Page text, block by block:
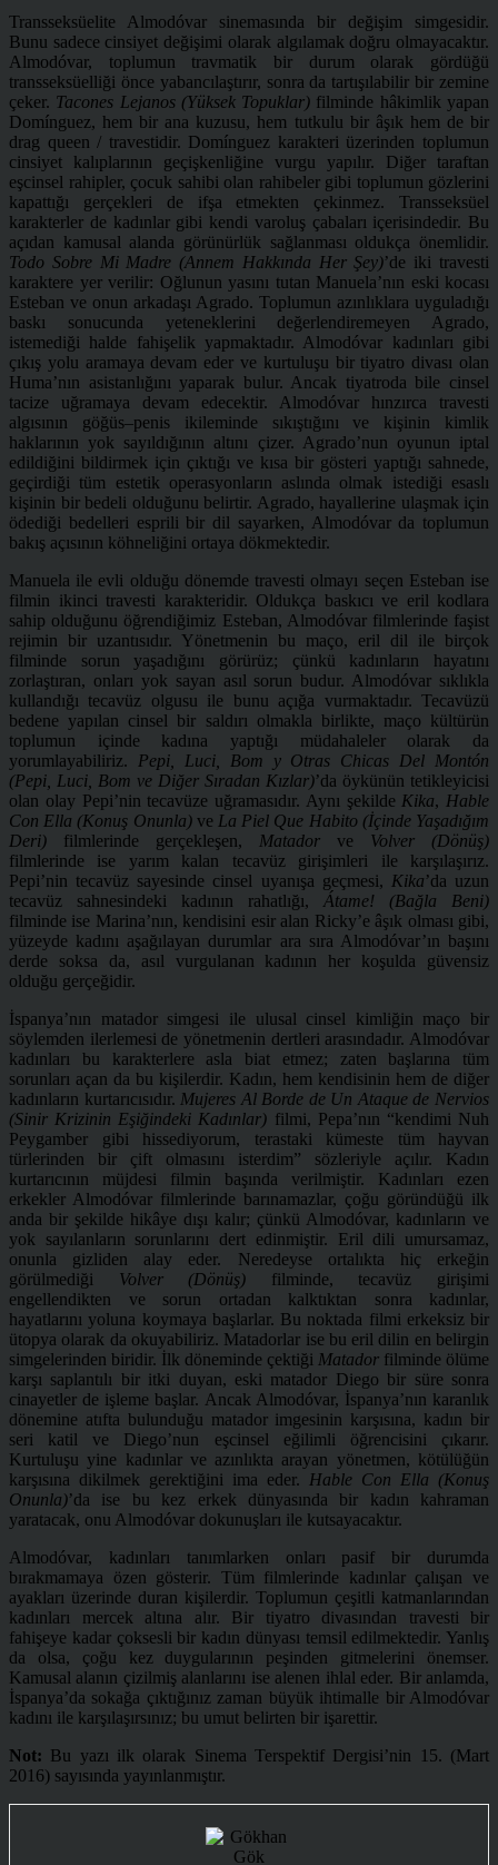
Transseksüelite Almodóvar sinemasında bir değişim simgesidir.
Bunu sadece cinsiyet değişimi olarak algılamak doğru olmayacaktır.
Almodóvar, toplumun travmatik bir durum olarak gördüğü
transseksüelliği önce yabancılaştırır, sonra da tartışılabilir bir zemine
çeker. Tacones Lejanos (Yüksek Topuklar) filminde hâkimlik yapan
Domínguez, hem bir ana kuzusu, hem tutkulu bir âşık hem de bir
drag queen / travestidir. Domínguez karakteri üzerinden toplumun
cinsiyet kalıplarının geçişkenliğine vurgu yapılır. Diğer taraftan
eşcinsel rahipler, çocuk sahibi olan rahibeler gibi toplumun gözlerini
kapattığı gerçekleri de ifşa etmekten çekinmez. Transseksüel
karakterler de kadınlar gibi kendi varoluş çabaları içerisindedir. Bu
açıdan kamusal alanda görünürlük sağlanması oldukça önemlidir.
Todo Sobre Mi Madre (Annem Hakkında Her Şey)’de iki travesti
karaktere yer verilir: Oğlunun yasını tutan Manuela’nın eski kocası
Esteban ve onun arkadaşı Agrado. Toplumun azınlıklara uyguladığı
baskı sonucunda yeteneklerini değerlendiremeyen Agrado,
istemediği halde fahişelik yapmaktadır. Almodóvar kadınları gibi
çıkış yolu aramaya devam eder ve kurtuluşu bir tiyatro divası olan
Huma’nın asistanlığını yaparak bulur. Ancak tiyatroda bile cinsel
tacize uğramaya devam edecektir. Almodóvar hınzırca travesti
algısının göğüs–penis ikileminde sıkıştığını ve kişinin kimlik
haklarının yok sayıldığının altını çizer. Agrado’nun oyunun iptal
edildiğini bildirmek için çıktığı ve kısa bir gösteri yaptığı sahnede,
geçirdiği tüm estetik operasyonların aslında olmak istediği esaslı
kişinin bir bedeli olduğunu belirtir. Agrado, hayallerine ulaşmak için
ödediği bedelleri esprili bir dil sayarken, Almodóvar da toplumun
bakış açısının köhneliğini ortaya dökmektedir.
Manuela ile evli olduğu dönemde travesti olmayı seçen Esteban ise
filmin ikinci travesti karakteridir. Oldukça baskıcı ve eril kodlara
sahip olduğunu öğrendiğimiz Esteban, Almodóvar filmlerinde faşist
rejimin bir uzantısıdır. Yönetmenin bu maço, eril dil ile birçok
filminde sorun yaşadığını görürüz; çünkü kadınların hayatını
zorlaştıran, onları yok sayan asıl sorun budur. Almodóvar sıklıkla
kullandığı tecavüz olgusu ile bunu açığa vurmaktadır. Tecavüzü
bedene yapılan cinsel bir saldırı olmakla birlikte, maço kültürün
toplumun içinde kadına yaptığı müdahaleler olarak da
yorumlayabiliriz. Pepi, Luci, Bom y Otras Chicas Del Montón
(Pepi, Luci, Bom ve Diğer Sıradan Kızlar)’da öykünün tetikleyicisi
olan olay Pepi’nin tecavüze uğramasıdır. Aynı şekilde Kika, Hable
Con Ella (Konuş Onunla)ve La Piel Que Habito (İçinde Yaşadığım
Deri) filmlerinde gerçekleşen, Matador ve Volver (Dönüş)
filmlerinde ise yarım kalan tecavüz girişimleri ile karşılaşırız.
Pepi’nin tecavüz sayesinde cinsel uyanışa geçmesi, Kika’da uzun
tecavüz sahnesindeki kadının rahatlığı, Átame! (Bağla Beni)
filminde ise Marina’nın, kendisini esir alan Ricky’e âşık olması gibi,
yüzeyde kadını aşağılayan durumlar ara sıra Almodóvar’ın başını
derde soksa da, asıl vurgulanan kadının her koşulda güvensiz
olduğu gerçeğidir.
İspanya’nın matador simgesi ile ulusal cinsel kimliğin maço bir
söylemden ilerlemesi de yönetmenin dertleri arasındadır. Almodóvar
kadınları bu karakterlere asla biat etmez; zaten başlarına tüm
sorunları açan da bu kişilerdir. Kadın, hem kendisinin hem de diğer
kadınların kurtarıcısıdır. Mujeres Al Borde de Un Ataque de Nervios
(Sinir Krizinin Eşiğindeki Kadınlar) filmi, Pepa’nın “kendimi Nuh
Peygamber gibi hissediyorum, terastaki kümeste tüm hayvan
türlerinden bir çift olmasını isterdim” sözleriyle açılır. Kadın
kurtarıcının müjdesi filmin başında verilmiştir. Kadınları ezen
erkekler Almodóvar filmlerinde barınamazlar, çoğu göründüğü ilk
anda bir şekilde hikâye dışı kalır; çünkü Almodóvar, kadınların ve
yok sayılanların sorunlarını dert edinmiştir. Eril dili umursamaz,
onunla gizliden alay eder. Neredeyse ortalıkta hiç erkeğin
görülmediği Volver (Dönüş) filminde, tecavüz girişimi
engellendikten ve sorun ortadan kalktıktan sonra kadınlar,
hayatlarını yoluna koymaya başlarlar. Bu noktada filmi erkeksiz bir
ütopya olarak da okuyabiliriz. Matadorlar ise bu eril dilin en belirgin
simgelerinden biridir. İlk döneminde çektiği Matador filminde ölüme
karşı saplantılı bir itki duyan, eski matador Diego bir süre sonra
cinayetler de işleme başlar. Ancak Almodóvar, İspanya’nın karanlık
dönemine atıfta bulunduğu matador imgesinin karşısına, kadın bir
seri katil ve Diego’nun eşcinsel eğilimli öğrencisini çıkarır.
Kurtuluşu yine kadınlar ve azınlıkta arayan yönetmen, kötülüğün
karşısına dikilmek gerektiğini ima eder. Hable Con Ella (Konuş
Onunla)’da ise bu kez erkek dünyasında bir kadın kahraman
yaratacak, onu Almodóvar dokunuşları ile kutsayacaktır.
Almodóvar, kadınları tanımlarken onları pasif bir durumda
bırakmamaya özen gösterir. Tüm filmlerinde kadınlar çalışan ve
ayakları üzerinde duran kişilerdir. Toplumun çeşitli katmanlarından
kadınları mercek altına alır. Bir tiyatro divasından travesti bir
fahişeye kadar çoksesli bir kadın dünyası temsil edilmektedir. Yanlış
da olsa, çoğu kez duygularının peşinden gitmelerini önemser.
Kamusal alanın çizilmiş alanlarını ise alenen ihlal eder. Bir anlamda,
İspanya’da sokağa çıktığınız zaman büyük ihtimalle bir Almodóvar
kadını ile karşılaşırsınız; bu umut belirten bir işarettir.
Not: Bu yazı ilk olarak Sinema Terspektif Dergisi’nin 15. (Mart
2016) sayısında yayınlanmıştır.